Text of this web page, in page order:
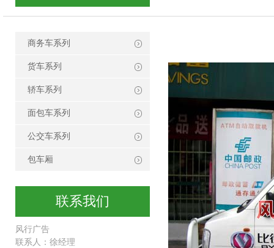
商务车系列
货车系列
轿车系列
面包车系列
公交车系列
包车厢
联系我们
风行广告
联系人：徐经理